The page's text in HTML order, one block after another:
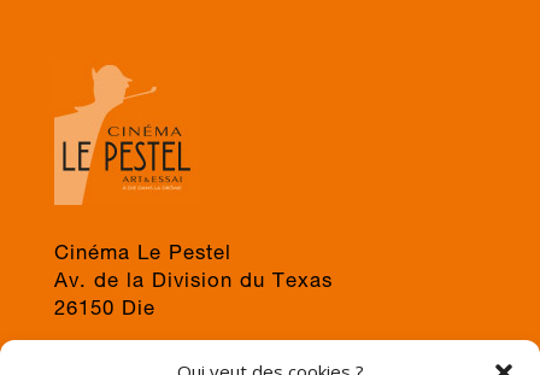
Cinéma Le Pestel
Av. de la Division du Texas
26150 Die